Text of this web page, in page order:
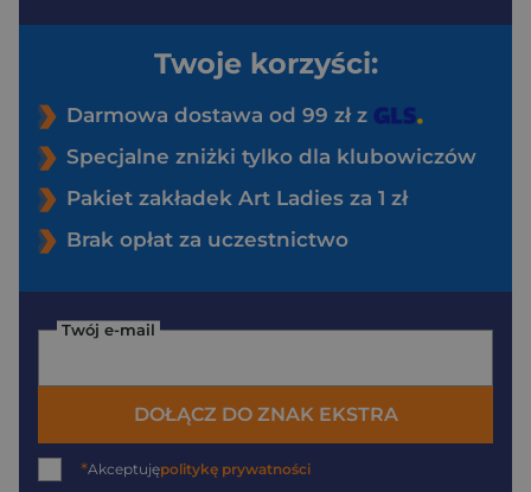
Twoje korzyści:
Darmowa dostawa od 99 zł z
Specjalne zniżki tylko dla klubowiczów
Pakiet zakładek Art Ladies za 1 zł
Brak opłat za uczestnictwo
Twój e-mail
DOŁĄCZ DO ZNAK EKSTRA
*Akceptujępolitykę prywatności